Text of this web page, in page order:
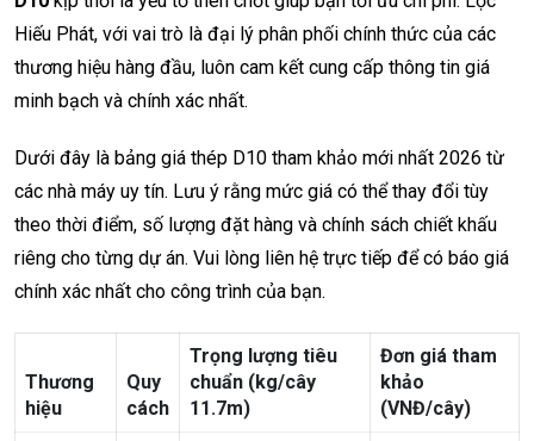
Hiếu Phát, với vai trò là đại lý phân phối chính thức của các
thương hiệu hàng đầu, luôn cam kết cung cấp thông tin giá
minh bạch và chính xác nhất.
Dưới đây là bảng giá thép D10 tham khảo mới nhất 2026 từ
các nhà máy uy tín. Lưu ý rằng mức giá có thể thay đổi tùy
theo thời điểm, số lượng đặt hàng và chính sách chiết khấu
riêng cho từng dự án. Vui lòng liên hệ trực tiếp để có báo giá
chính xác nhất cho công trình của bạn.
Thương
hiệu
Quy
cách
Trọng lượng tiêu
chuẩn (kg/cây
11.7m)
Đơn giá tham
khảo
(VNĐ/cây)